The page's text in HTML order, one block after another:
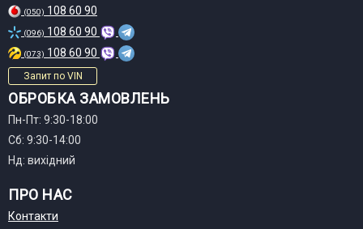
(050) 108 60 90
(096) 108 60 90
(073) 108 60 90
Запит по VIN
ОБРОБКА ЗАМОВЛЕНЬ
Пн-Пт: 9:30-18:00
Сб: 9:30-14:00
Нд: вихідний
ПРО НАС
Контакти